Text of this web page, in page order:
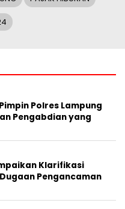
Polres Lampung
Pengabdian yang
Klarifikasi
Pengancaman